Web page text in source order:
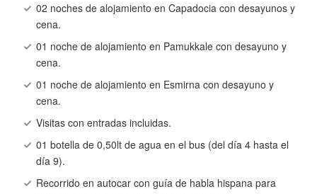
02 noches de alojamiento en Capadocia con desayunos y
cena.
01 noche de alojamiento en Pamukkale con desayuno y
cena.
01 noche de alojamiento en Esmirna con desayuno y
cena.
Visitas con entradas incluidas.
01 botella de 0,50lt de agua en el bus (del día 4 hasta el
día 9).
Recorrido en autocar con guía de habla hispana para